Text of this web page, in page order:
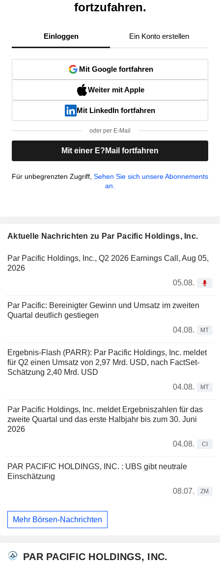
fortzufahren.
Einloggen Ein Konto erstellen
Mit Google fortfahren
Weiter mit Apple
Mit LinkedIn fortfahren
oder per E-Mail
Mit einer E?Mail fortfahren
Für unbegrenzten Zugriff, Sehen Sie sich unsere Abonnements
an.
Aktuelle Nachrichten zu Par Pacific Holdings, Inc.
Par Pacific Holdings, Inc., Q2 2026 Earnings Call, Aug 05,
2026
05.08.
Par Pacific: Bereinigter Gewinn und Umsatz im zweiten
Quartal deutlich gestiegen
04.08.
MT
Ergebnis-Flash (PARR): Par Pacific Holdings, Inc. meldet
für Q2 einen Umsatz von 2,97 Mrd. USD, nach FactSet-
Schätzung 2,40 Mrd. USD
04.08.
MT
Par Pacific Holdings, Inc. meldet Ergebniszahlen für das
zweite Quartal und das erste Halbjahr bis zum 30. Juni
2026
04.08.
CI
PAR PACIFIC HOLDINGS, INC. : UBS gibt neutrale
Einschätzung
08.07.
ZM
Mehr Börsen-Nachrichten
PAR PACIFIC HOLDINGS, INC.